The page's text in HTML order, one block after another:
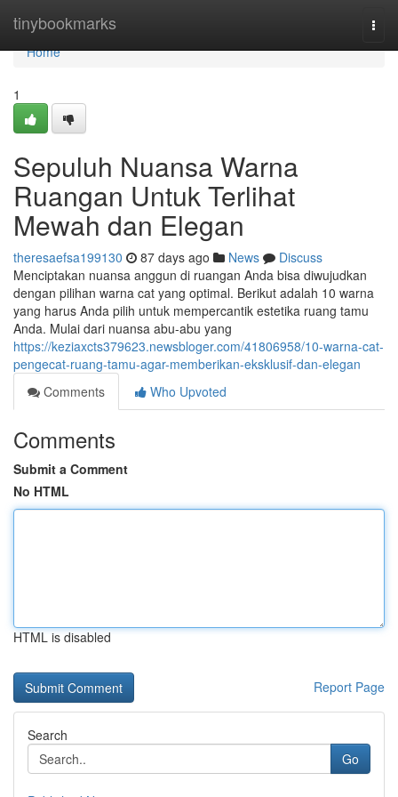
tinybookmarks
Home
Home
1
Sepuluh Nuansa Warna
Ruangan Untuk Terlihat
Mewah dan Elegan
theresaefsa199130 87 days ago News
Discuss
Menciptakan nuansa anggun di ruangan Anda bisa diwujudkan
dengan pilihan warna cat yang optimal. Berikut adalah 10 warna
yang harus Anda pilih untuk mempercantik estetika ruang tamu
Anda. Mulai dari nuansa abu-abu yang
https://keziaxcts379623.newsbloger.com/41806958/10-warna-cat-
pengecat-ruang-tamu-agar-memberikan-eksklusif-dan-elegan
Comments
Who Upvoted
Comments
Submit a Comment
No HTML
HTML is disabled
Report Page
Search
Go